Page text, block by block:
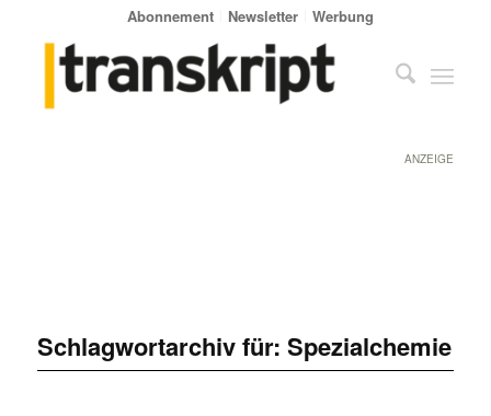
Abonnement Newsletter Werbung
ANZEIGE
Schlagwortarchiv für: Spezialchemie